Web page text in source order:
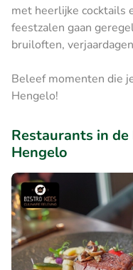
met heerlijke cocktails
feestzalen gaan
bruiloften,
Beleef momenten die
Hengelo!
Restaurants in
Hengelo